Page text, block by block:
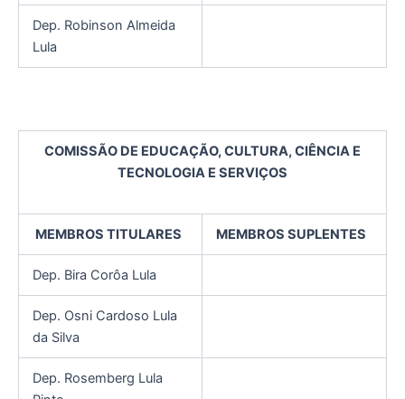
Dep. Robinson Almeida
Lula
COMISSÃO DE EDUCAÇÃO, CULTURA, CIÊNCIA E
TECNOLOGIA E SERVIÇOS
MEMBROS TITULARES MEMBROS SUPLENTES
Dep. Bira Corôa Lula
Dep. Osni Cardoso Lula
da Silva
Dep. Rosemberg Lula